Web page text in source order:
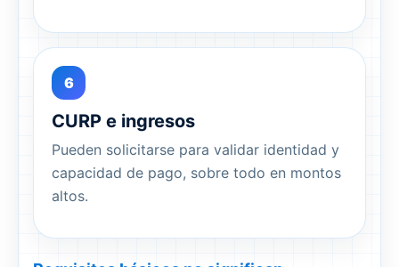
6
CURP e ingresos
Pueden solicitarse para validar identidad y
capacidad de pago, sobre todo en montos
altos.